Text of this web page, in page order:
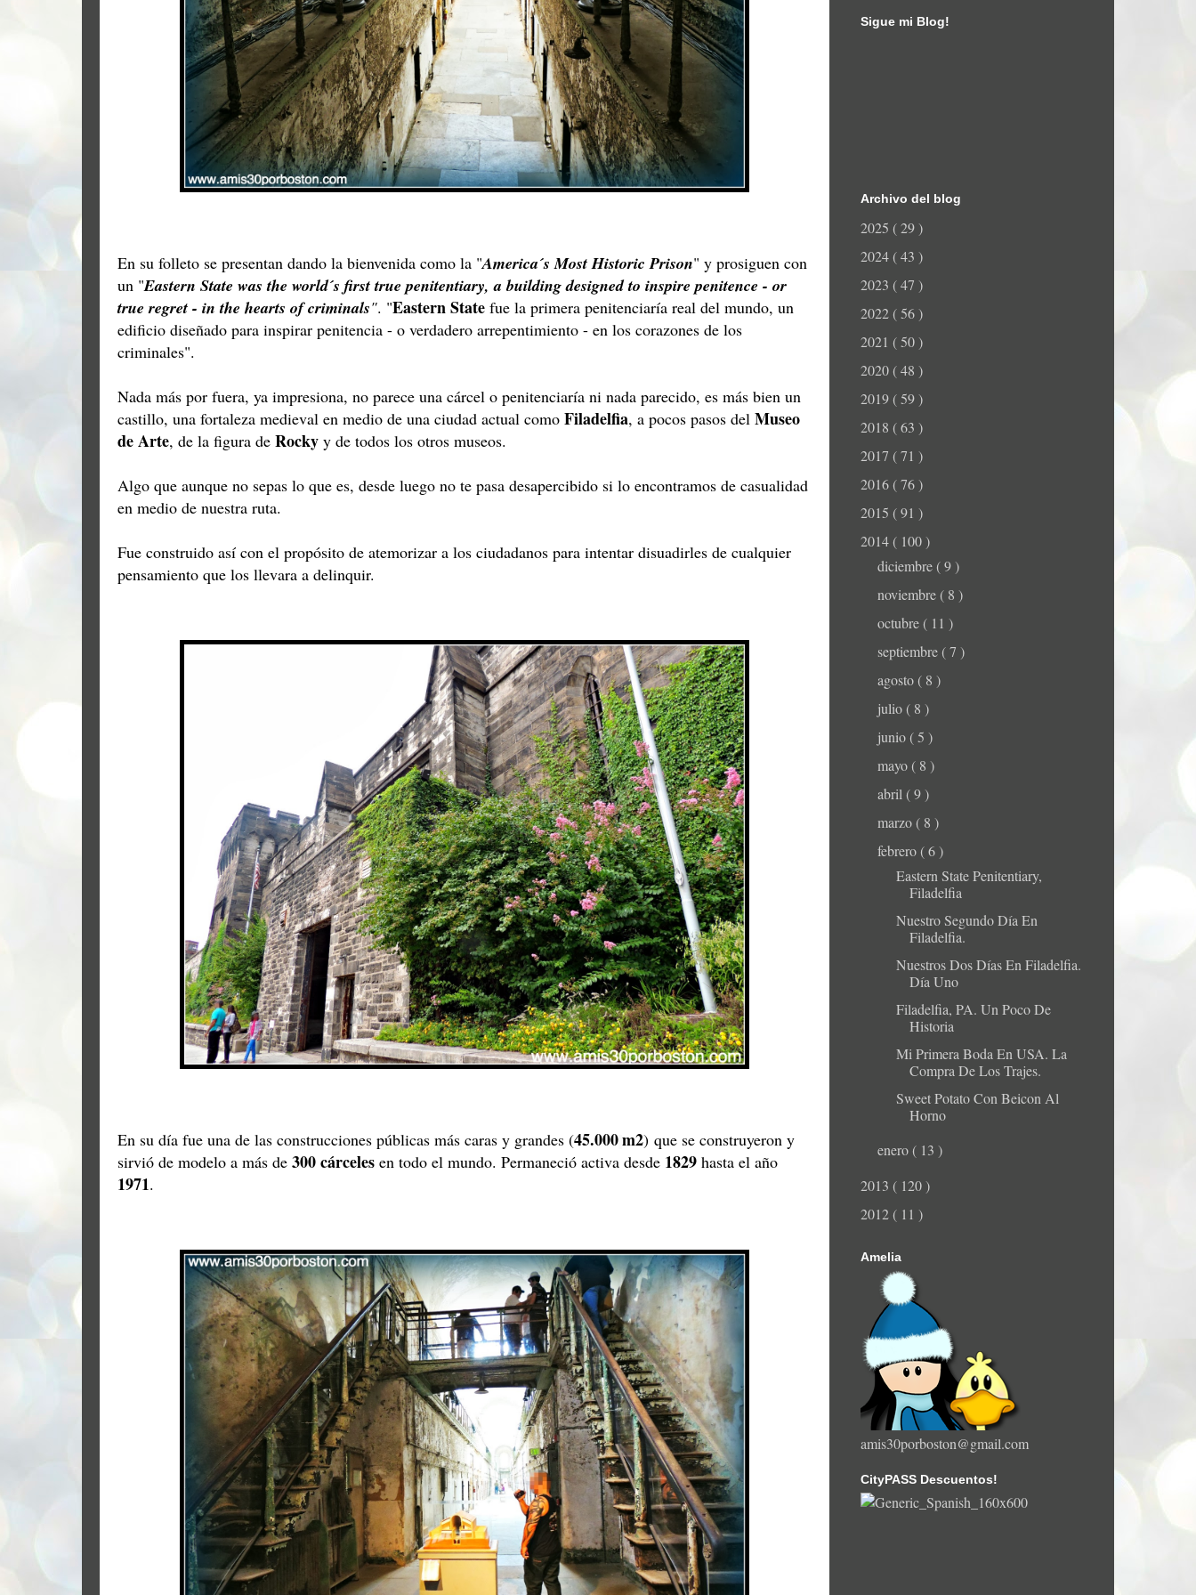
En su folleto se presentan dando la bienvenida como la "America´s Most Historic Prison" y prosiguen con
un "Eastern State was the world´s first true penitentiary, a building designed to inspire penitence - or
true regret - in the hearts of criminals". "Eastern State fue la primera penitenciaría real del mundo, un
edificio diseñado para inspirar penitencia - o verdadero arrepentimiento - en los corazones de los
criminales".
Nada más por fuera, ya impresiona, no parece una cárcel o penitenciaría ni nada parecido, es más bien un
castillo, una fortaleza medieval en medio de una ciudad actual como Filadelfia, a pocos pasos del Museo
de Arte, de la figura de Rocky y de todos los otros museos.
Algo que aunque no sepas lo que es, desde luego no te pasa desapercibido si lo encontramos de casualidad
en medio de nuestra ruta.
Fue construido así con el propósito de atemorizar a los ciudadanos para intentar disuadirles de cualquier
pensamiento que los llevara a delinquir.
En su día fue una de las construcciones públicas más caras y grandes (45.000m2) que se construyeron y
sirvió de modelo a más de 300 cárceles en todo el mundo. Permaneció activa desde 1829 hasta el año
1971.
Sigue mi Blog!
Archivo del blog
2025 ( 29 )
2024 ( 43 )
2023 ( 47 )
2022 ( 56 )
2021 ( 50 )
2020 ( 48 )
2019 ( 59 )
2018 ( 63 )
2017 ( 71 )
2016 ( 76 )
2015 ( 91 )
2014 ( 100 )
diciembre ( 9 )
noviembre ( 8 )
octubre ( 11 )
septiembre ( 7 )
agosto ( 8 )
julio ( 8 )
junio ( 5 )
mayo ( 8 )
abril ( 9 )
marzo ( 8 )
febrero ( 6 )
Eastern State Penitentiary,
Filadelfia
Nuestro Segundo Día En
Filadelfia.
Nuestros Dos Días En Filadelfia.
Día Uno
Filadelfia, PA. Un Poco De
Historia
Mi Primera Boda En USA. La
Compra De Los Trajes.
Sweet Potato Con Beicon Al
Horno
enero ( 13 )
2013 ( 120 )
2012 ( 11 )
Amelia
amis30porboston@gmail.com
CityPASS Descuentos!